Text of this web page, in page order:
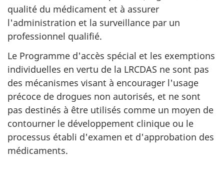
qualité du médicament et à assurer
l'administration et la surveillance par un
professionnel qualifié.
Le Programme d'accès spécial et les exemptions
individuelles en vertu de la LRCDAS ne sont pas
des mécanismes visant à encourager l'usage
précoce de drogues non autorisés, et ne sont
pas destinés à être utilisés comme un moyen de
contourner le développement clinique ou le
processus établi d'examen et d'approbation des
médicaments.